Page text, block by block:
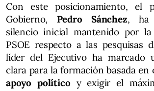
Con este posicionamiento, el
Gobierno, Pedro Sánchez, ha
silencio inicial mantenido por
PSOE respecto a las pesquisas
líder del Ejecutivo ha marcado
clara para la formación basada en
apoyo político y exigir el